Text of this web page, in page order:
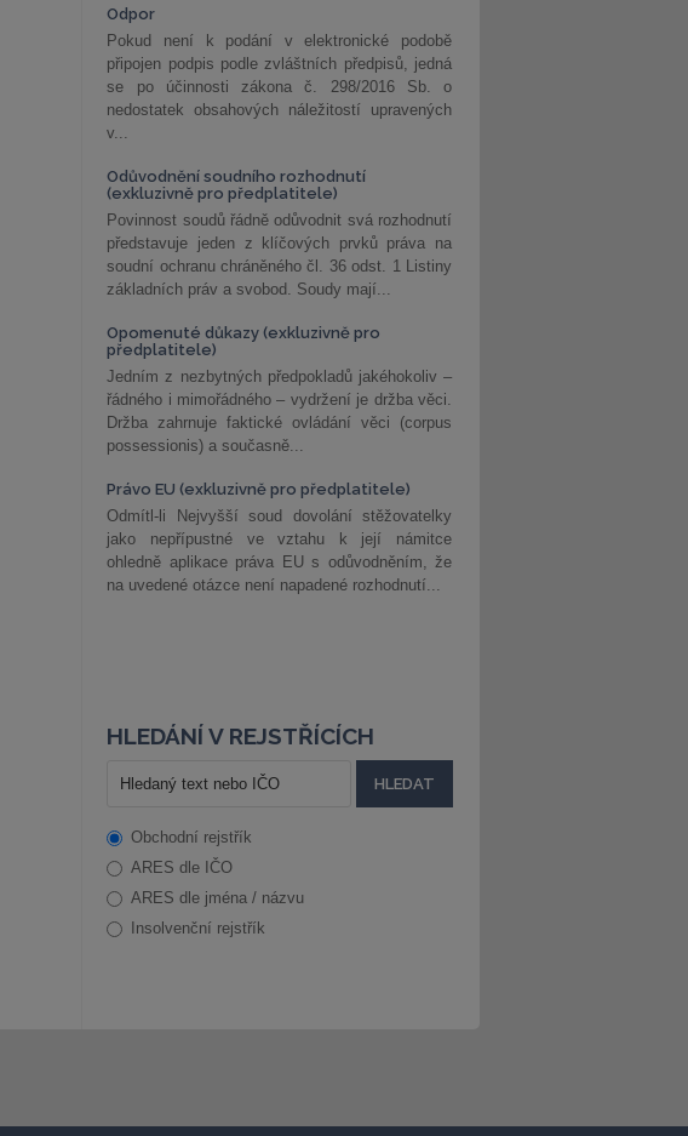
Odpor
Pokud není k podání v elektronické podobě
připojen podpis podle zvláštních předpisů, jedná
se po účinnosti zákona č. 298/2016 Sb. o
nedostatek obsahových náležitostí upravených
v...
Odůvodnění soudního rozhodnutí
(exkluzivně pro předplatitele)
Povinnost soudů řádně odůvodnit svá rozhodnutí
představuje jeden z klíčových prvků práva na
soudní ochranu chráněného čl. 36 odst. 1 Listiny
základních práv a svobod. Soudy mají...
Opomenuté důkazy (exkluzivně pro
předplatitele)
Jedním z nezbytných předpokladů jakéhokoliv –
řádného i mimořádného – vydržení je držba věci.
Držba zahrnuje faktické ovládání věci (corpus
possessionis) a současně...
Právo EU (exkluzivně pro předplatitele)
Odmítl-li Nejvyšší soud dovolání stěžovatelky
jako nepřípustné ve vztahu k její námitce
ohledně aplikace práva EU s odůvodněním, že
na uvedené otázce není napadené rozhodnutí...
HLEDÁNÍ V REJSTŘÍCÍCH
Obchodní rejstřík
ARES dle IČO
ARES dle jména / názvu
Insolvenční rejstřík